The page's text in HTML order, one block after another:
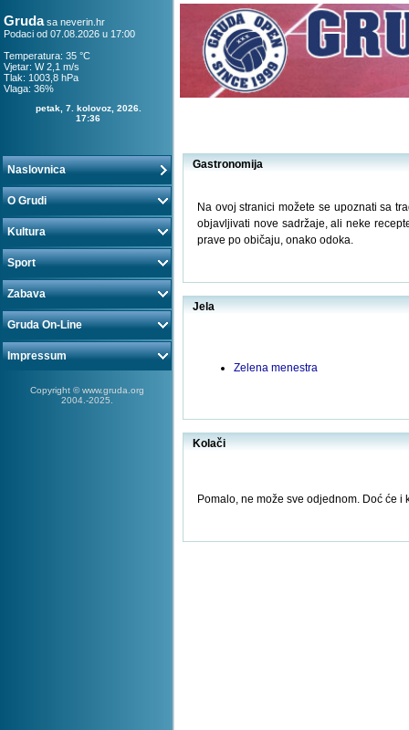
Grudasa neverin.hr
Podaci od 07.08.2026 u 17:00
Temperatura: 35 °C
Vjetar: W 2,1 m/s
Tlak: 1003,8 hPa
Vlaga: 36%
petak, 7. kolovoz, 2026.
17:36
Naslovnica
O Grudi
Kultura
Sport
Zabava
Gruda On-Line
Impressum
Copyright © www.gruda.org
2004.-2025.
Gastronomija
Na ovoj stranici možete se upoznati sa
objavljivati nove sadržaje, ali neke
prave po običaju, onako odoka.
Jela
Zelena menestra
Kolači
Pomalo, ne može sve odjednom. Doć će i